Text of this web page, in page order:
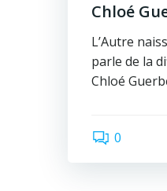
Chloé
L’Autre
parle de la
Chloé
0